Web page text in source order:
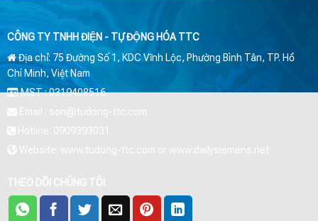
CÔNG TY TNHH ĐIỆN - TỰ ĐỘNG HÓA TTC
Địa chỉ: 75 Đường Số 1, KDC Vĩnh Lộc, Phường Bình Tân, TP. Hồ
Chí Minh, Việt Nam
MST : 0319408516
Email : son@tudong-ttc.com
Hotline: 0909393031
Website: www.tudong-ttc.com or www.dailysiemens.net
THEO DÕI CHÚNG TÔI